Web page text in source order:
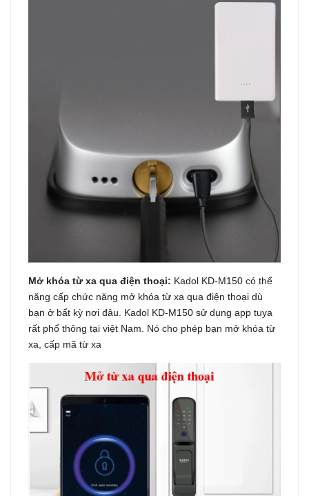
Mở khóa từ xa qua điện thoại: Kadol KD-M150 có thể
năng cấp chức năng mở khóa từ xa qua điện thoại dù
bạn ở bất kỳ nơi đâu. Kadol KD-M150 sử dụng app tuya
rất phổ thông tại việt Nam. Nó cho phép bạn mở khóa từ
xa, cấp mã từ xa